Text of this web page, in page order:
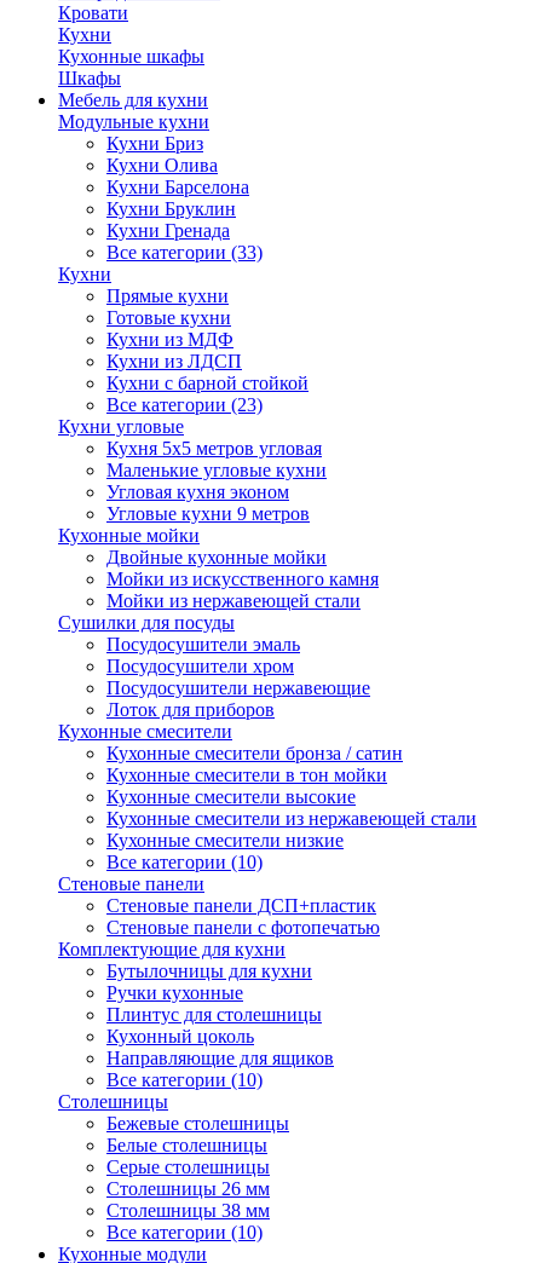
Кровати
Кухни
Кухонные шкафы
Шкафы
Мебель для кухни
Модульные кухни
Кухни Бриз
Кухни Олива
Кухни Барселона
Кухни Бруклин
Кухни Гренада
Все категории (33)
Кухни
Прямые кухни
Готовые кухни
Кухни из МДФ
Кухни из ЛДСП
Кухни с барной стойкой
Все категории (23)
Кухни угловые
Кухня 5х5 метров угловая
Маленькие угловые кухни
Угловая кухня эконом
Угловые кухни 9 метров
Кухонные мойки
Двойные кухонные мойки
Мойки из искусственного камня
Мойки из нержавеющей стали
Сушилки для посуды
Посудосушители эмаль
Посудосушители хром
Посудосушители нержавеющие
Лоток для приборов
Кухонные смесители
Кухонные смесители бронза / сатин
Кухонные смесители в тон мойки
Кухонные смесители высокие
Кухонные смесители из нержавеющей стали
Кухонные смесители низкие
Все категории (10)
Стеновые панели
Стеновые панели ДСП+пластик
Стеновые панели с фотопечатью
Комплектующие для кухни
Бутылочницы для кухни
Ручки кухонные
Плинтус для столешницы
Кухонный цоколь
Направляющие для ящиков
Все категории (10)
Столешницы
Бежевые столешницы
Белые столешницы
Серые столешницы
Столешницы 26 мм
Столешницы 38 мм
Все категории (10)
Кухонные модули